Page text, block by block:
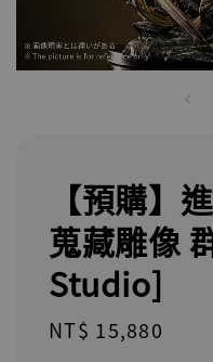
【預購】
蒐藏雕像
Studio]
Regular
NT$ 15,880